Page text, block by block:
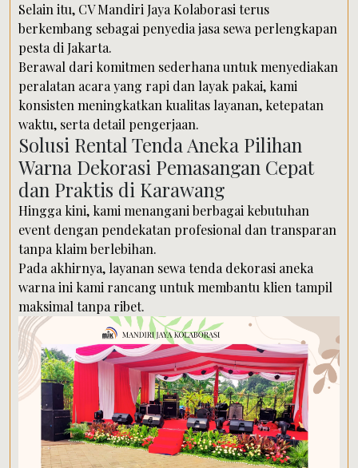
Selain itu, CV Mandiri Jaya Kolaborasi terus
berkembang sebagai penyedia jasa sewa perlengkapan
pesta di Jakarta.
Berawal dari komitmen sederhana untuk menyediakan
peralatan acara yang rapi dan layak pakai, kami
konsisten meningkatkan kualitas layanan, ketepatan
waktu, serta detail pengerjaan.
Solusi Rental Tenda Aneka Pilihan
Warna Dekorasi Pemasangan Cepat
dan Praktis di Karawang
Hingga kini, kami menangani berbagai kebutuhan
event dengan pendekatan profesional dan transparan
tanpa klaim berlebihan.
Pada akhirnya, layanan sewa tenda dekorasi aneka
warna ini kami rancang untuk membantu klien tampil
maksimal tanpa ribet.